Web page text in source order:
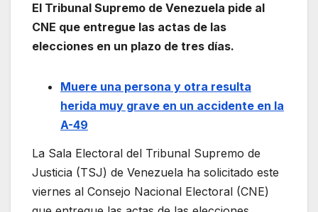
El Tribunal Supremo de Venezuela pide al
CNE que entregue las actas de las
elecciones en un plazo de tres días.
Muere una persona y otra resulta
herida muy grave en un accidente en la
A-49
La Sala Electoral del Tribunal Supremo de
Justicia (TSJ) de Venezuela ha solicitado este
viernes al Consejo Nacional Electoral (CNE)